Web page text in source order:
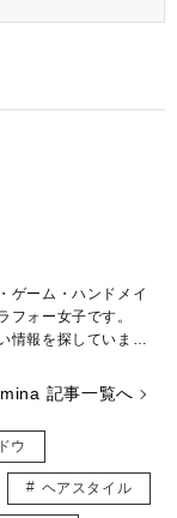
ゲーム・ハンドメイ
フォー女子です。
情報を探していま
フリーのWebライタ
信していきます！
mina 記事一覧へ
ウ
ヘアスタイル